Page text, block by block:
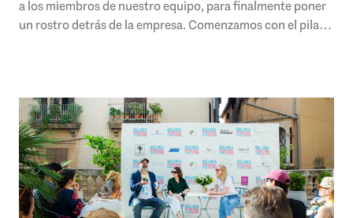
a los miembros de nuestro equipo, para finalmente poner
un rostro detrás de la empresa. Comenzamos con el pilar